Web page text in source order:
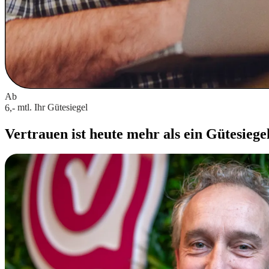
Ab
6,- mtl. Ihr Gütesiegel
Vertrauen ist heute mehr als ein